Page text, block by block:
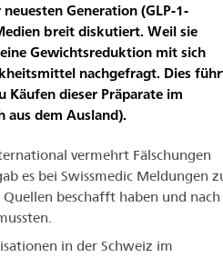
Generation (GLP-1-
breit diskutiert. Weil sie
Gewichtsreduktion mit sich
nachgefragt. Dies
Käufen dieser Präparate im
aus dem Ausland).
vermehrt Fälschungen
es bei Swissmedic Meldungen
beschafft haben und nach
in der Schweiz im